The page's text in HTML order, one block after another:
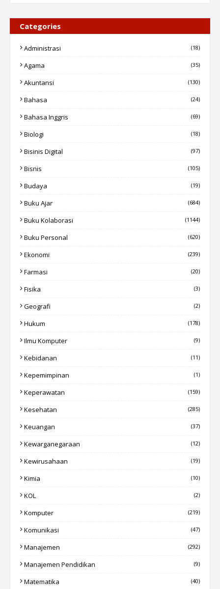
Categories
Administrasi (18)
Agama (35)
Akuntansi (130)
Bahasa (24)
Bahasa Inggris (69)
Biologi (18)
Bisinis Digital (97)
Bisnis (105)
Budaya (19)
Buku Ajar (684)
Buku Kolaborasi (1144)
Buku Personal (620)
Ekonomi (239)
Farmasi (20)
Fisika (3)
Geografi (2)
Hukum (178)
Ilmu Komputer (9)
Kebidanan (11)
Kepemimpinan (1)
Keperawatan (159)
Kesehatan (285)
Keuangan (37)
Kewarganegaraan (12)
Kewirusahaan (19)
Kimia (10)
KOL (2)
Komputer (219)
Komunikasi (47)
Manajemen (292)
Manajemen Pendidikan (9)
Matematika (40)